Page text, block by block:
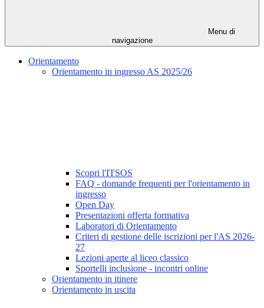
Menu di
navigazione
Orientamento
Orientamento in ingresso AS 2025/26
Scopri l'ITSOS
FAQ - domande frequenti per l'orientamento in
ingresso
Open Day
Presentazioni offerta formativa
Laboratori di Orientamento
Criteri di gestione delle iscrizioni per l'AS 2026-
27
Lezioni aperte al liceo classico
Sportelli inclusione - incontri online
Orientamento in itinere
Orientamento in uscita